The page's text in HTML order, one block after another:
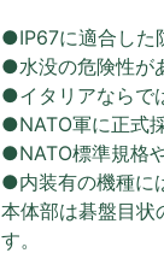
●IP67に適合した
●水没の危険性が
●イタリアならで
●NATO軍に正式
●NATO標準規格
●内装有の機種に
本体部は碁盤目状
す。